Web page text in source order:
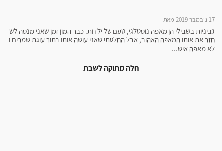
17 נובמבר 2019 מאת
גביניות בשבילי הן מאפה נוסטלגי, טעם של ילדות. כבר המון זמן שאני מנסה לש
חזר את אותו המאפה האהוב, אבל החלטתי שאני עושה אותו בתור עוגת שמרים ו
לא מאפה איש...
חלה מתוקה לשבת